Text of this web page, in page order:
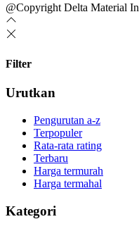
@Copyright Delta Material
Filter
Urutkan
Pengurutan a-z
Terpopuler
Rata-rata rating
Terbaru
Harga termurah
Harga termahal
Kategori